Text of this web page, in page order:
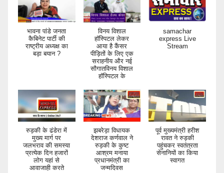
1 / 2 Next »
भावना पांडे जनता
कैबिनेट पार्टी की
राष्ट्रीय अध्यक्ष का
बड़ा बयान ?
विनय विशाल
हॉस्पिटल लेकर
आया है कैंसर
पीड़ितों के लिए एक
सराहनीय और नई
सौगातविनय विशाल
हॉस्पिटल के
samachar
express Live
Stream